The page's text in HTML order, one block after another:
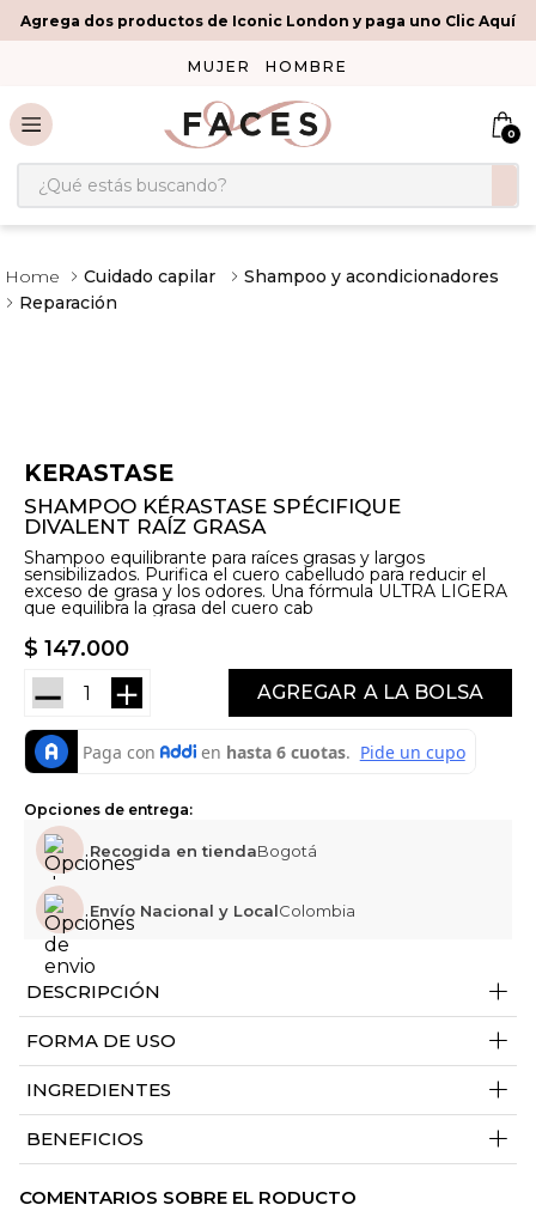
Agrega dos productos de Iconic London y paga uno Clic Aquí
MUJER HOMBRE
0
¿Qué estás buscando?
Cuidado capilar
Shampoo y acondicionadores
Reparación
KERASTASE
SHAMPOO KÉRASTASE SPÉCIFIQUE
DIVALENT RAÍZ GRASA
Shampoo equilibrante para raíces grasas y largos
sensibilizados. Purifica el cuero cabelludo para reducir el
exceso de grasa y los odores. Una fórmula ULTRA LIGERA
que equilibra la grasa del cuero cab
$ 147.000
＋
－ AGREGAR
Opciones de entrega:
Recogida en tiendaBogotá
Envío Nacional y LocalColombia
DESCRIPCIÓN +
FORMA DE USO +
INGREDIENTES +
BENEFICIOS +
COMENTARIOS SOBRE EL RODUCTO